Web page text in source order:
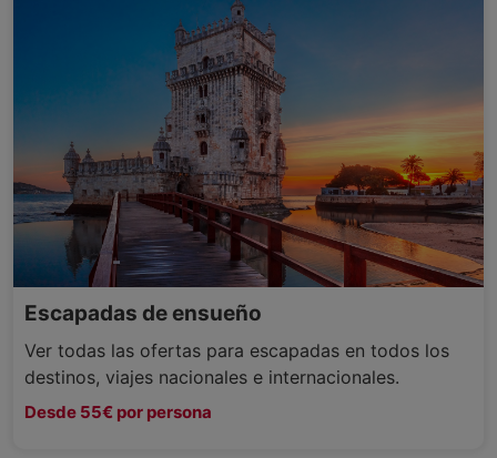
Escapadas de ensueño
Ver todas las ofertas para escapadas en todos los
destinos, viajes nacionales e internacionales.
Desde 55€ por persona